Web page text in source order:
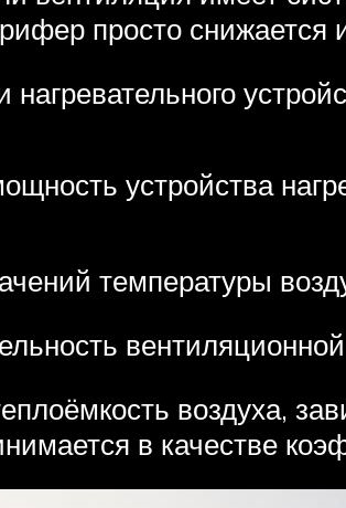
просто снижается
устройства
температуры
воздуха,
в качестве